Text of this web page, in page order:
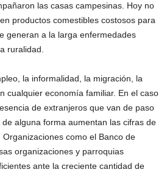
las casas campesinas. Hoy no
productos comestibles costosos para
generan a la larga enfermedades
ruralidad.
la informalidad, la migración, la
cualquier economía familiar. En el caso
de extranjeros que van de paso
alguna forma aumentan las cifras de
como el Banco de
organizaciones y parroquias
ante la creciente cantidad de